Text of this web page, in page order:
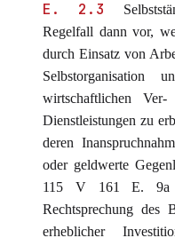
E. 2.3
Regelfall dann vor,
durch Einsatz von
Selbstorganisation
wirtschaftlichen
Dienstleistungen zu
deren
oder geldwerte
115 V 161 E. 9a
Rechtsprechung des
erheblicher